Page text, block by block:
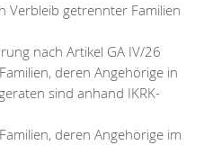
Verbleib getrennter Familien
nach Artikel GA IV/26
deren Angehörige in
sind anhand IKRK-
deren Angehörige im